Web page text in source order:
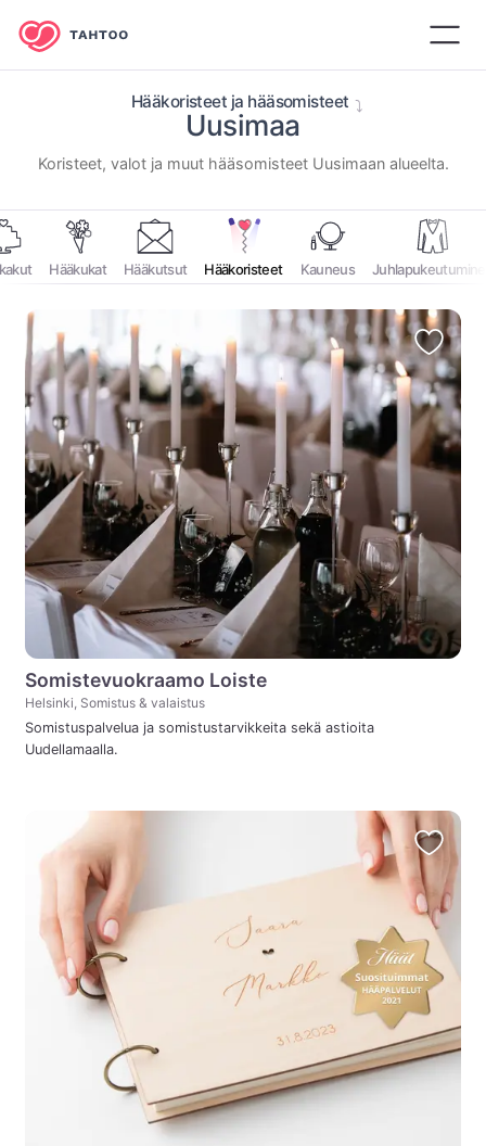
Hääkoristeet ja hääsomisteet
Uusimaa
⁨Koristeet, valot ja muut hääsomisteet ⁨Uusimaan⁩ alueelta.⁩
Hääkukat Hääkutsut Hääkoristeet Kauneus
Somistevuokraamo Loiste
Helsinki, Somistus & valaistus
Somistuspalvelua ja somistustarvikkeita sekä astioita
Uudellamaalla.